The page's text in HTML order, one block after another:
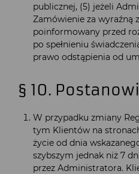
publicznej, (5) jeżeli
Zamówienie za wyraźną
poinformowany przed
po spełnieniu
prawo odstąpienia od
§ 10.
W przypadku zmiany
tym Klientów na
życie od dnia
szybszym jednak niż 7
przez Administratora.